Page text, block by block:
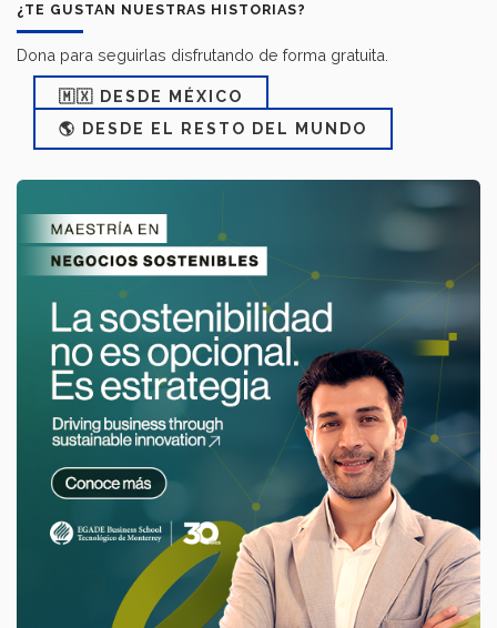
¿TE GUSTAN NUESTRAS HISTORIAS?
Dona para seguirlas disfrutando de forma gratuita.
🇲🇽 DESDE MÉXICO
🌎 DESDE EL RESTO DEL MUNDO